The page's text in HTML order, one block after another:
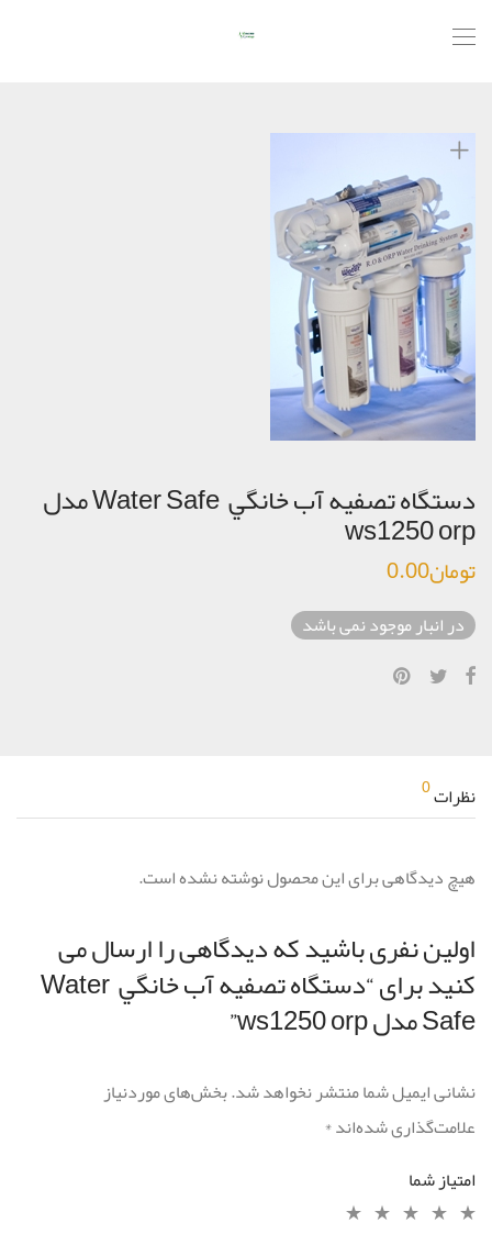
دستگاه تصفيه آب خانگي Water Safe مدل
ws1250 orp
تومان0.00
در انبار موجود نمی باشد
نظرات0
هیچ دیدگاهی برای این محصول نوشته نشده است.
اولین نفری باشید که دیدگاهی را ارسال می
کنید برای “دستگاه تصفيه آب خانگي Water
Safe مدل ws1250 orp”
نشانی ایمیل شما منتشر نخواهد شد.بخش‌های موردنیاز
علامت‌گذاری شده‌اند*
امتیاز شما